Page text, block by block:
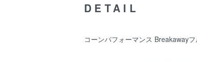
DETAIL
コーンパフォーマンス Breakaway